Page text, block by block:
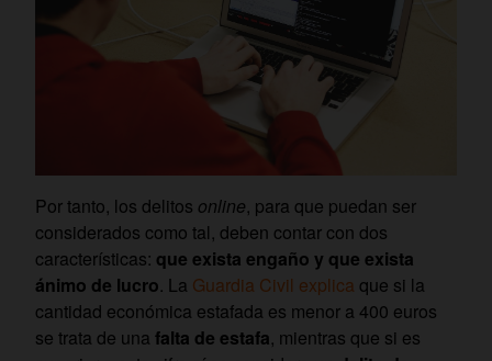
Por tanto, los delitos online, para que puedan ser
considerados como tal, deben contar con dos
características: que exista engaño y que exista
ánimo de lucro. La Guardia Civil explica que si la
cantidad económica estafada es menor a 400 euros
se trata de una falta de estafa, mientras que si es